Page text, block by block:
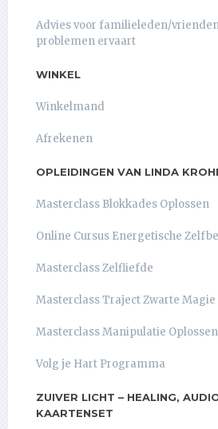
Advies voor familieleden/
problemen ervaart
WINKEL
Winkelmand
Afrekenen
OPLEIDINGEN VAN LINDA
Masterclass Blokkades Oplossen
Online Cursus Energetische
Masterclass Zelfliefde
Masterclass Traject Zwarte Magie
Masterclass Manipulatie Oplossen
Volg je Hart Programma
ZUIVER LICHT – HEALING,
KAARTENSET